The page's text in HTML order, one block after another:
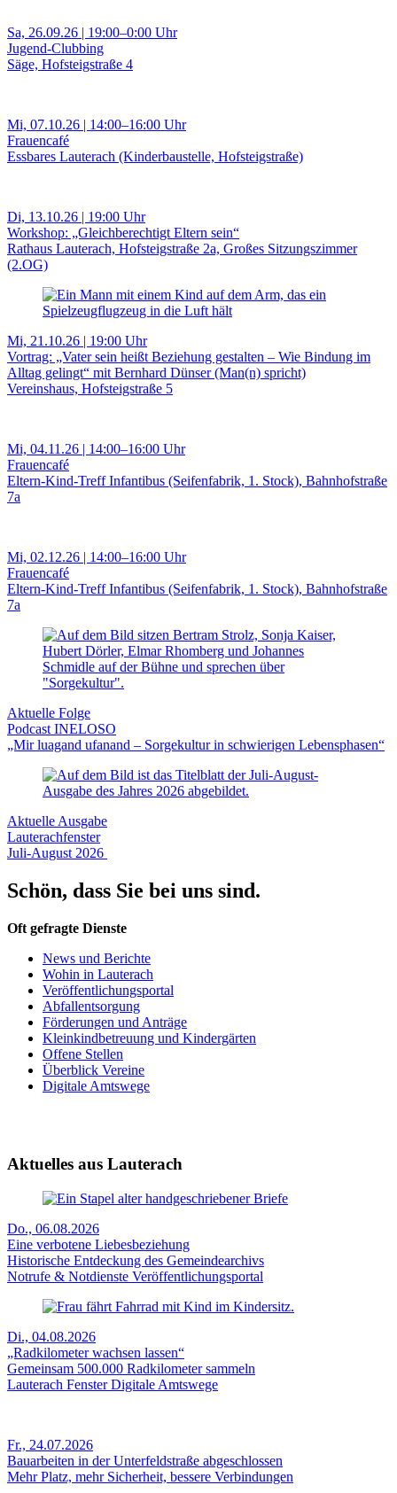
Sa, 26.09.26 | 19:00–0:00 Uhr
Jugend-Clubbing
Säge, Hofsteigstraße 4
Mi, 07.10.26 | 14:00–16:00 Uhr
Frauencafé
Essbares Lauterach (Kinderbaustelle, Hofsteigstraße)
Di, 13.10.26 | 19:00 Uhr
Workshop: „Gleichberechtigt Eltern sein“
Rathaus Lauterach, Hofsteigstraße 2a, Großes Sitzungszimmer
(2.OG)
Mi, 21.10.26 | 19:00 Uhr
Vortrag: „Vater sein heißt Beziehung gestalten – Wie Bindung im
Alltag gelingt“ mit Bernhard Dünser (Man(n) spricht)
Vereinshaus, Hofsteigstraße 5
Mi, 04.11.26 | 14:00–16:00 Uhr
Frauencafé
Eltern-Kind-Treff Infantibus (Seifenfabrik, 1. Stock), Bahnhofstraße
7a
Mi, 02.12.26 | 14:00–16:00 Uhr
Frauencafé
Eltern-Kind-Treff Infantibus (Seifenfabrik, 1. Stock), Bahnhofstraße
7a
Aktuelle Folge
Podcast INELOSO
„Mir luagand ufanand – Sorgekultur in schwierigen Lebensphasen“
Aktuelle Ausgabe
Lauterachfenster
Juli-August 2026
Schön, dass Sie bei uns sind.
Oft gefragte Dienste
News und Berichte
Wohin in Lauterach
Veröffentlichungsportal
Abfallentsorgung
Förderungen und Anträge
Kleinkindbetreuung und Kindergärten
Offene Stellen
Überblick Vereine
Digitale Amtswege
Aktuelles aus Lauterach
Do., 06.08.2026
Eine verbotene Liebesbeziehung
Historische Entdeckung des Gemeindearchivs
Notrufe & Notdienste Veröffentlich­ungsportal
Di., 04.08.2026
„Radkilometer wachsen lassen“
Gemeinsam 500.000 Radkilometer sammeln
Lauterach FensterDigitale Amtswege
Fr., 24.07.2026
Bauarbeiten in der Unterfeldstraße abgeschlossen
Mehr Platz, mehr Sicherheit, bessere Verbindungen